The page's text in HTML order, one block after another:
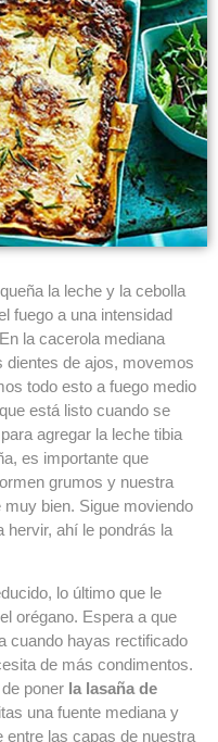
la leche y la cebolla
fuego a una intensidad
la cacerola mediana
dientes de ajos, movemos
todo esto a fuego medio
está listo cuando se
agregar la leche tibia
es importante que
grumos y nuestra
muy bien. Sigue moviendo
hervir, ahí le pondrás la
lo último que le
orégano. Espera a que
cuando hayas rectificado
de más condimentos.
poner la lasaña de
una fuente mediana y
entre las capas de nuestra